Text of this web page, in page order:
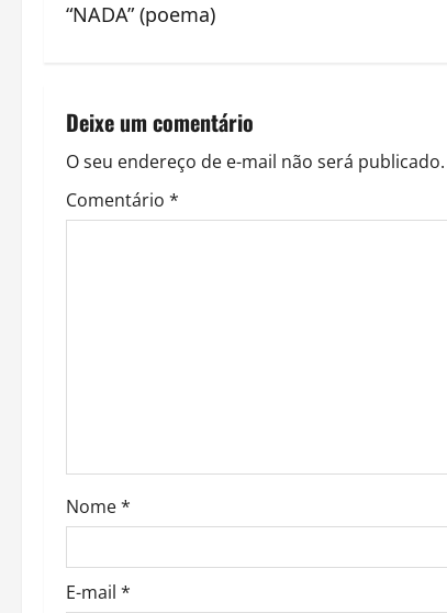
s
n
a
v
o
n
“NADA” (poema)
Deixe um comentário
O seu endereço de e-mail não será publicado.
Comentário *
Nome*
E-mail *